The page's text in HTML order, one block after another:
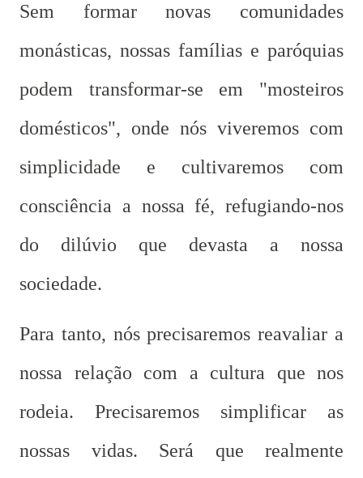
Sem formar novas comunidades
monásticas, nossas famílias e paróquias
podem transformar-se em "mosteiros
domésticos", onde nós viveremos com
simplicidade e cultivaremos com
consciência a nossa fé, refugiando-nos
do dilúvio que devasta a nossa
sociedade.
Para tanto, nós precisaremos reavaliar a
nossa relação com a cultura que nos
rodeia. Precisaremos simplificar as
nossas vidas. Será que realmente